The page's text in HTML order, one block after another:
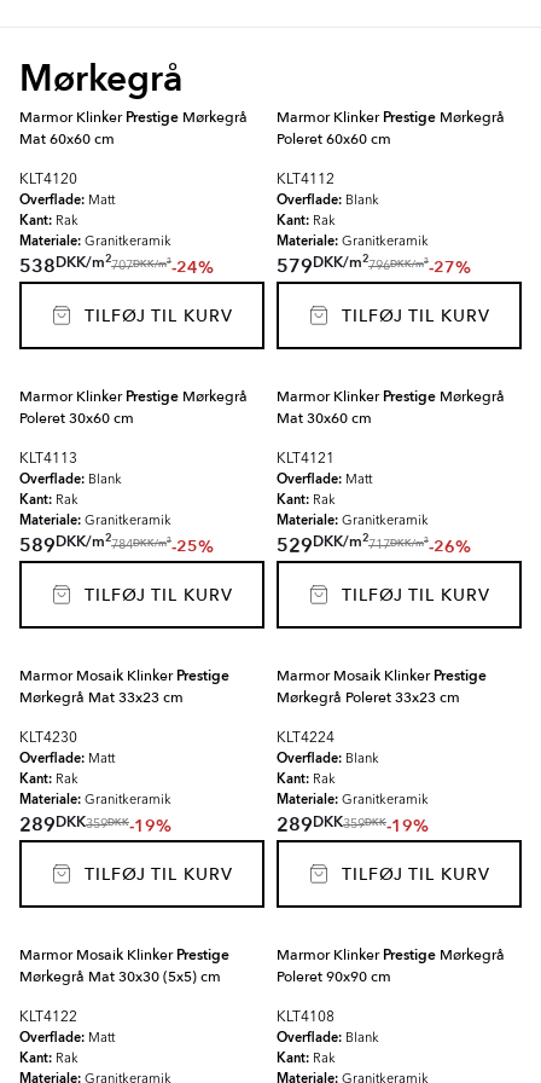
Mørkegrå
Marmor KlinkerPrestige Mørkegrå
Mat 60x60 cm
KLT4120
Overflade: Matt
Kant: Rak
Materiale: Granitkeramik
538DKK/m2
707DKK/m2-24%
TILFØJ TIL KURV
Marmor KlinkerPrestige Mørkegrå
Poleret 60x60 cm
KLT4112
Overflade: Blank
Kant: Rak
Materiale: Granitkeramik
579DKK/m2
796DKK/m2-27%
TILFØJ TIL KURV
Marmor KlinkerPrestige Mørkegrå
Poleret 30x60 cm
KLT4113
Overflade: Blank
Kant: Rak
Materiale: Granitkeramik
589DKK/m2
784DKK/m2-25%
TILFØJ TIL KURV
Marmor KlinkerPrestige Mørkegrå
Mat 30x60 cm
KLT4121
Overflade: Matt
Kant: Rak
Materiale: Granitkeramik
529DKK/m2
717DKK/m2-26%
TILFØJ TIL KURV
Marmor Mosaik KlinkerPrestige
Mørkegrå Mat 33x23 cm
KLT4230
Overflade: Matt
Kant: Rak
Materiale: Granitkeramik
289DKK359DKK-19%
TILFØJ TIL KURV
Marmor Mosaik KlinkerPrestige
Mørkegrå Poleret 33x23 cm
KLT4224
Overflade: Blank
Kant: Rak
Materiale: Granitkeramik
289DKK359DKK-19%
TILFØJ TIL KURV
Marmor Mosaik KlinkerPrestige
Mørkegrå Mat 30x30 (5x5) cm
KLT4122
Overflade: Matt
Kant: Rak
Materiale: Granitkeramik
Marmor KlinkerPrestige Mørkegrå
Poleret 90x90 cm
KLT4108
Overflade: Blank
Kant: Rak
Materiale: Granitkeramik